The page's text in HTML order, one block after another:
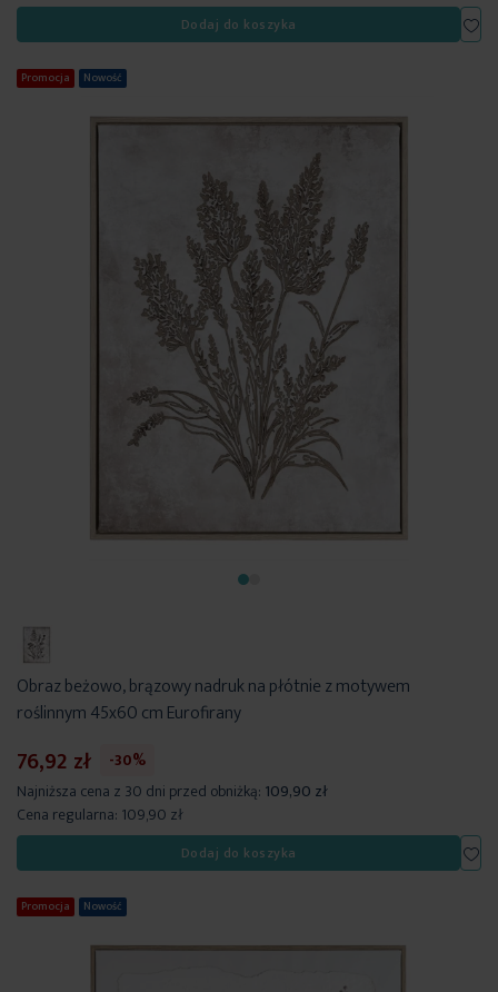
Dodaj do koszyka
Promocja Nowość
Obraz beżowo, brązowy nadruk na płótnie z motywem
roślinnym 45x60 cm Eurofirany
76,92 zł
-30%
Najniższa cena z 30 dni przed obniżką: 109,90 zł
Cena regularna: 109,90 zł
Dodaj do koszyka
Promocja Nowość